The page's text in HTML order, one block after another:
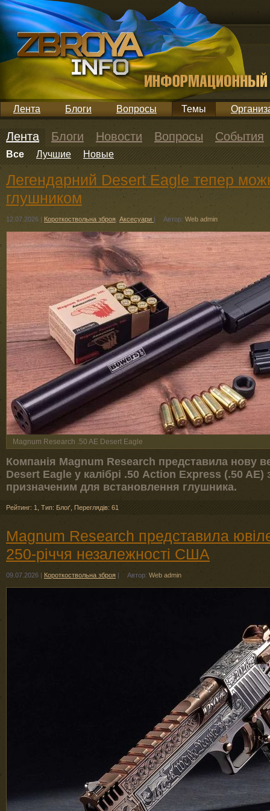
Лента Блоги Вопросы Темы
Лента Блоги Новости Вопросы События
Все Лучшие Новые
Легендарний Desert Eagle тепер
глушником
12.07.2026 | Короткоствольна зброя Аксесуари | Автор: Web admin
Magnum Research .50 AE Desert Eagle
Компанія Magnum Research представила нову
Desert Eagle у калібрі .50 Action Express (.50
призначеним для встановлення глушника.
Рейтинг: 1 Тип: Блоґ Переглядів: 61
Magnum Research представила
250-річчя незалежності США
09.07.2026 | Короткоствольна зброя | Автор: Web admin